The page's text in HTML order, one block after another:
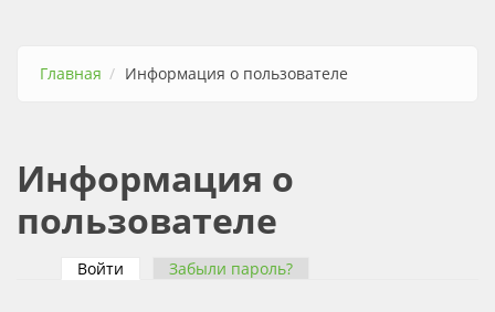
Главная Информация о пользователе
Информация о
пользователе
Войти (активная вкладка)
Забыли пароль?